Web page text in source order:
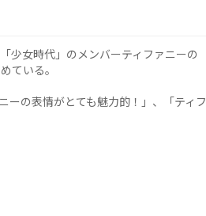
少女時代」のメンバーティファニーの
ている。
ーの表情がとても魅力的！」、「ティフ